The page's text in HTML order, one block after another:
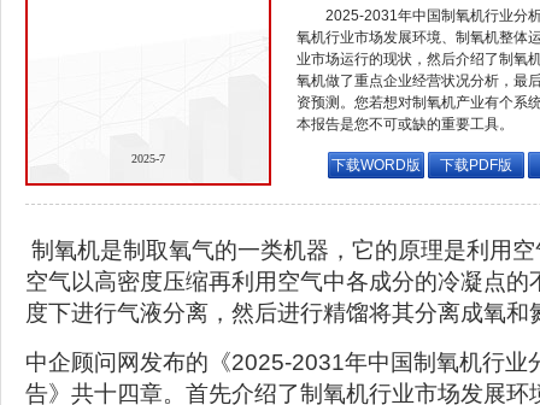
2025-7
2025-2031年中国制氧机行业分
氧机行业市场发展环境、制氧机整体
业市场运行的现状，然后介绍了制氧
氧机做了重点企业经营状况分析，最
资预测。您若想对制氧机产业有个系
本报告是您不可或缺的重要工具。
下载WORD版 下载PDF版
制氧机是制取氧气的一类机器，它的原理是利用
空气以高密度压缩再利用空气中各成分的冷凝点的
度下进行气液分离，然后进行精馏将其分离成氧和
中企顾问网发布的《2025-2031年中国制氧机行业
告》共十四章。首先介绍了制氧机行业市场发展环